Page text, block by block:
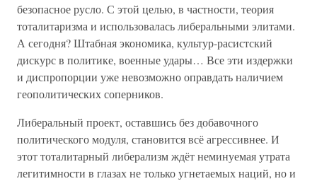
безопасное русло. С этой целью, в частности, теория
тоталитаризма и использовалась либеральными элитами.
А сегодня? Штабная экономика, культур-расистский
дискурс в политике, военные удары… Все эти издержки
и диспропорции уже невозможно оправдать наличием
геополитических соперников.
Либеральный проект, оставшись без добавочного
политического модуля, становится всё агрессивнее. И
этот тоталитарный либерализм ждёт неминуемая утрата
легитимности в глазах не только угнетаемых наций, но и